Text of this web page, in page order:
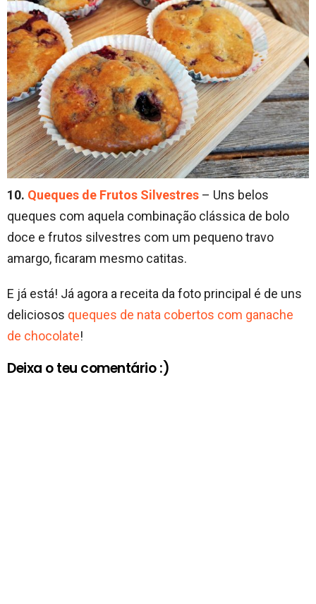
10. Queques de Frutos Silvestres – Uns belos
queques com aquela combinação clássica de bolo
doce e frutos silvestres com um pequeno travo
amargo, ficaram mesmo catitas.
E já está! Já agora a receita da foto principal é de uns
deliciosos queques de nata cobertos com ganache
de chocolate!
Deixa o teu comentário :)